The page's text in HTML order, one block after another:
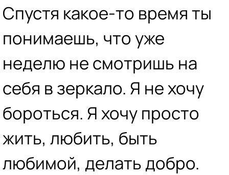
Спустя какое-то время ты
понимаешь, что уже
неделю не смотришь на
себя в зеркало. Я не хочу
бороться. Я хочу просто
жить, любить, быть
любимой, делать добро.